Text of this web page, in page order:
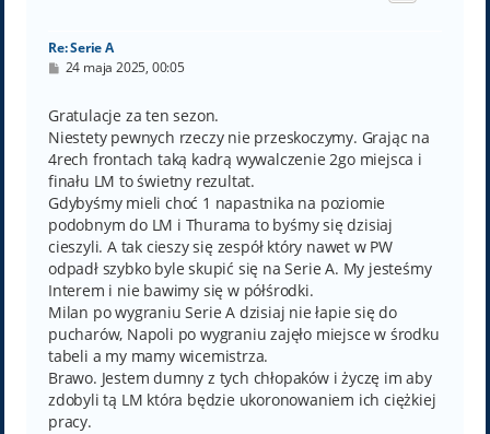
Re: Serie A
P
t
24 maja 2025, 00:05
Gratulacje za ten sezon.
Niestety pewnych rzeczy nie przeskoczymy. Grając na
4rech frontach taką kadrą wywalczenie 2go miejsca i
finału LM to świetny rezultat.
Gdybyśmy mieli choć 1 napastnika na poziomie
podobnym do LM i Thurama to byśmy się dzisiaj
cieszyli. A tak cieszy się zespół który nawet w PW
odpadł szybko byle skupić się na Serie A. My jesteśmy
Interem i nie bawimy się w półśrodki.
Milan po wygraniu Serie A dzisiaj nie łapie się do
pucharów, Napoli po wygraniu zajęło miejsce w środku
tabeli a my mamy wicemistrza.
Brawo. Jestem dumny z tych chłopaków i życzę im aby
zdobyli tą LM która będzie ukoronowaniem ich ciężkiej
pracy.